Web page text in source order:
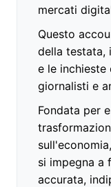
mercati
Questo
della testata,
e le
giornalisti e
Fondata per
si impegna a
accurata,